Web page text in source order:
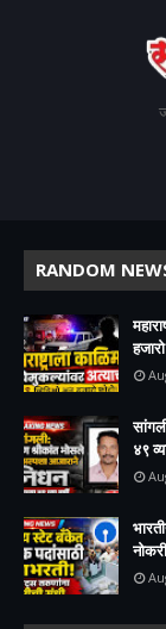
RANDOM
४९